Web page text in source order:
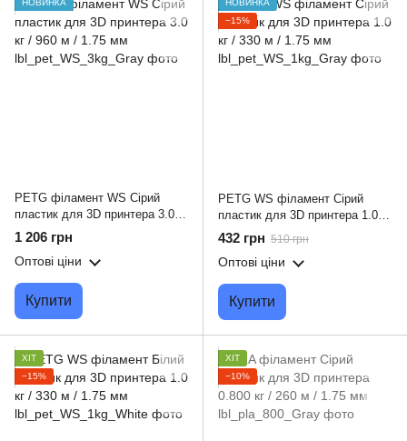
НОВИНКА
PETG філамент WS Сірий
пластик для 3D принтера 3.0 кг
/ 960 м / 1.75 мм
1 206 грн
Оптові ціни
Купити
НОВИНКА
−15%
PETG WS філамент Сірий
пластик для 3D принтера 1.0 кг
/ 330 м / 1.75 мм
432 грн 510 грн
Оптові ціни
Купити
ХІТ
−15%
ХІТ
−10%